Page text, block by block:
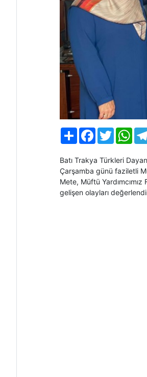
PaylaşFacebook
Twitter
Batı Trakya Türkleri
Çarşamba günü faziletli
Mete, Müftü
gelişen olayları